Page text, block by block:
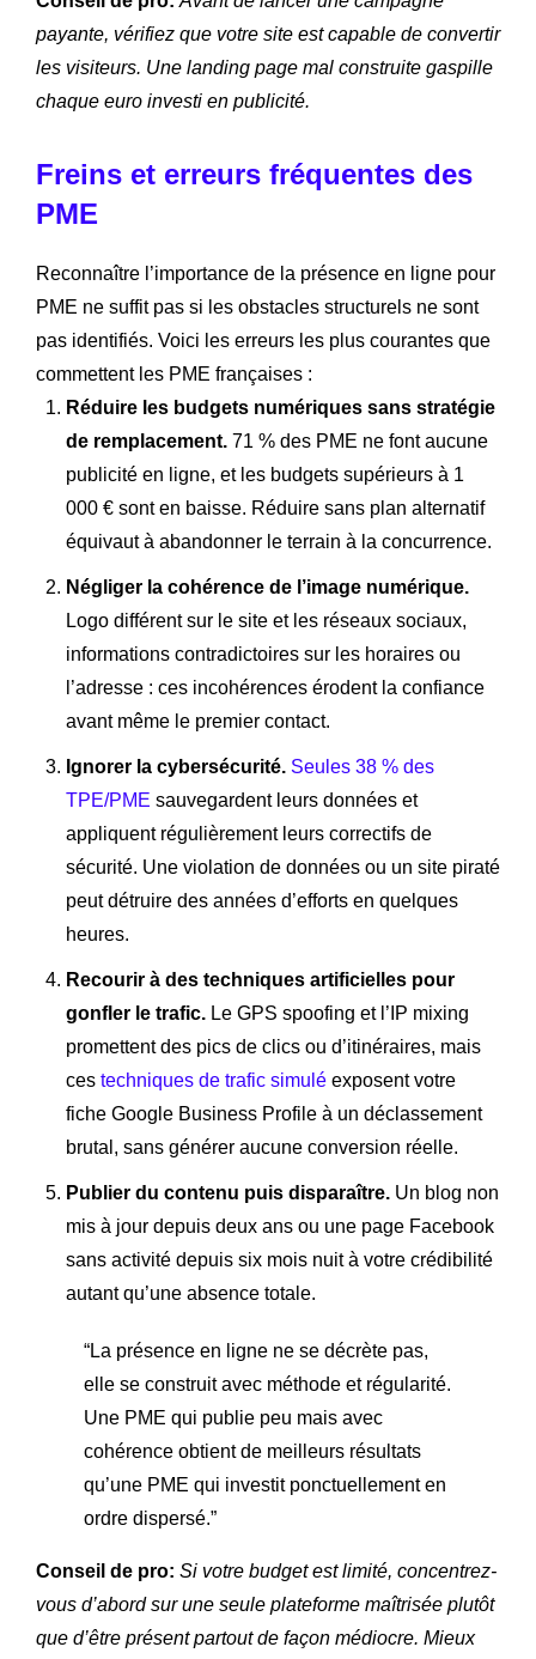
payante, vérifiez que votre site est capable de convertir
les visiteurs. Une landing page mal construite gaspille
chaque euro investi en publicité.
Freins et erreurs fréquentes des
PME
Reconnaître l’importance de la présence en ligne pour
PME ne suffit pas si les obstacles structurels ne sont
pas identifiés. Voici les erreurs les plus courantes que
commettent les PME françaises :
Réduire les budgets numériques sans stratégie
de remplacement. 71 % des PME ne font aucune
publicité en ligne, et les budgets supérieurs à 1
000 € sont en baisse. Réduire sans plan alternatif
équivaut à abandonner le terrain à la concurrence.
Négliger la cohérence de l’image numérique.
Logo différent sur le site et les réseaux sociaux,
informations contradictoires sur les horaires ou
l’adresse : ces incohérences érodent la confiance
avant même le premier contact.
Ignorer la cybersécurité. Seules 38 % des
TPE/PME sauvegardent leurs données et
appliquent régulièrement leurs correctifs de
sécurité. Une violation de données ou un site piraté
peut détruire des années d’efforts en quelques
heures.
Recourir à des techniques artificielles pour
gonfler le trafic. Le GPS spoofing et l’IP mixing
promettent des pics de clics ou d’itinéraires, mais
ces techniques de trafic simulé exposent votre
fiche Google Business Profile à un déclassement
brutal, sans générer aucune conversion réelle.
Publier du contenu puis disparaître. Un blog non
mis à jour depuis deux ans ou une page Facebook
sans activité depuis six mois nuit à votre crédibilité
autant qu’une absence totale.
“La présence en ligne ne se décrète pas,
elle se construit avec méthode et régularité.
Une PME qui publie peu mais avec
cohérence obtient de meilleurs résultats
qu’une PME qui investit ponctuellement en
ordre dispersé.”
Conseil de pro: Si votre budget est limité, concentrez-
vous d’abord sur une seule plateforme maîtrisée plutôt
que d’être présent partout de façon médiocre. Mieux